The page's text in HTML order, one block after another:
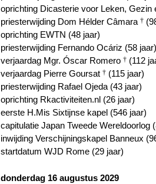
oprichting Dicasterie voor Leken, Gezin
priesterwijding Dom Hélder Câmara †
oprichting EWTN (48 jaar)
priesterwijding Fernando Ocáriz (58 jaar)
verjaardag Mgr. Óscar Romero † (112
verjaardag Pierre Goursat † (115 jaar)
priesterwijding Rafael Ojeda (43 jaar)
oprichting Rkactiviteiten.nl (26 jaar)
eerste H.Mis Sixtijnse kapel (546 jaar)
capitulatie Japan Tweede Wereldoorlog
inwijding Verschijningskapel Banneux
startdatum WJD Rome (29 jaar)
donderdag 16 augustus 2029